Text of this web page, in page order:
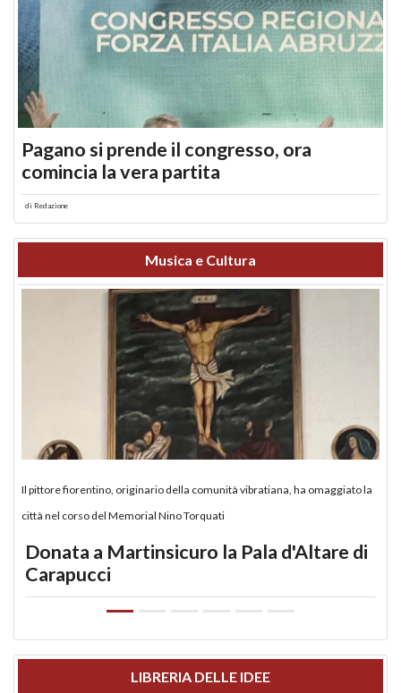
Pagano si prende il congresso, ora
comincia la vera partita
di Redazione
Musica e Cultura
Il pittore fiorentino, originario della comunità vibratiana, ha omaggiato la
città nel corso del Memorial Nino Torquati
Donata a Martinsicuro la Pala d'Altare di
Carapucci
LIBRERIA DELLE IDEE